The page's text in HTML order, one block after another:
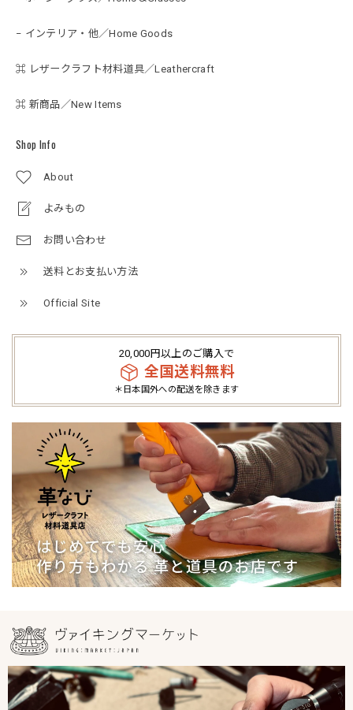
− インテリア・他／Home Goods
⌘ レザークラフト材料道具／Leathercraft
⌘ 新商品／New Items
Shop Info
About
よみもの
お問い合わせ
送料とお支払い方法
Official Site
20,000円以上のご購入で
全国送料無料
＊日本国外への配送を除きます